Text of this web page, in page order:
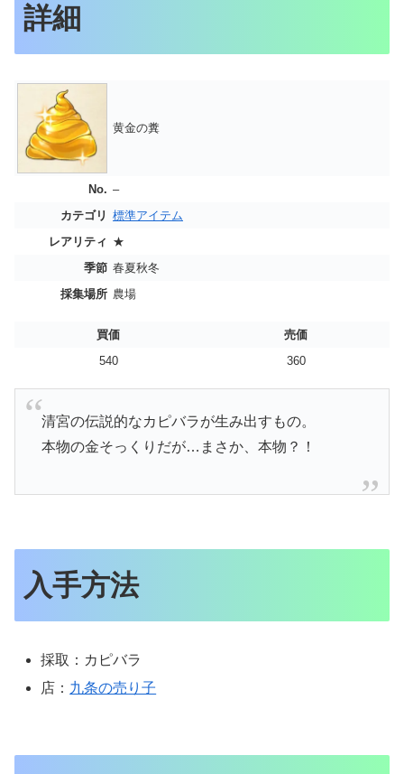
詳細
黄金の糞
No. –
カテゴリ 標準アイテム
レアリティ ★
季節 春夏秋冬
採集場所 農場
買価
売価
540
360
清宮の伝説的なカピバラが生み出すもの。
本物の金そっくりだが…まさか、本物？！
入手方法
採取：カピバラ
店： 九条の売り子